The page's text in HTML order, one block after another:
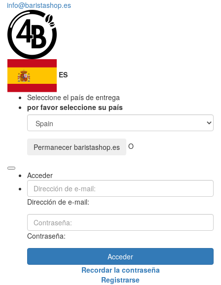
info@baristashop.es
ES
Seleccione el país de entrega
por favor seleccione su país
Permanecer baristashop.es O
Acceder
Dirección de e-mail:
Contraseña:
Acceder
Recordar la contraseña
Registrarse